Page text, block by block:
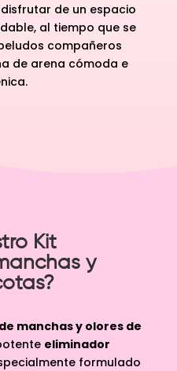
de un espacio
al tiempo que se
compañeros
de arena cómoda e
Kit
y
manchas y olores de
eliminador
formulado